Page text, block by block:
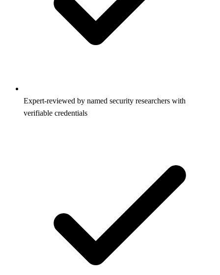
Expert-reviewed by named security researchers with
verifiable credentials